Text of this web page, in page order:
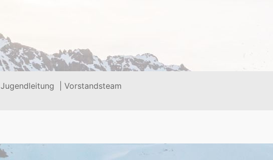
Jugendleitung | Vorstandsteam